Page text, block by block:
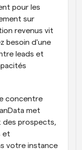
pour les
sur
revenus vit
besoin d'une
leads et
concentre
met
des prospects,
et
votre instance